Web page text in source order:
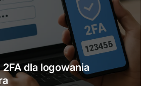
dla logowania